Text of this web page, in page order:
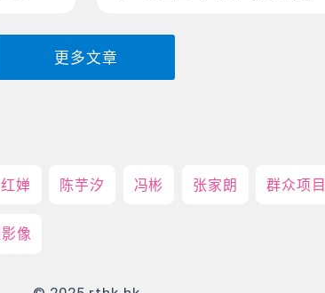
更多文章
婵 陈芋汐 冯彬 张家朗 群众项目
像